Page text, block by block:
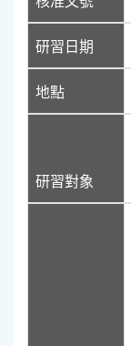
研習日期
地點
研習對象